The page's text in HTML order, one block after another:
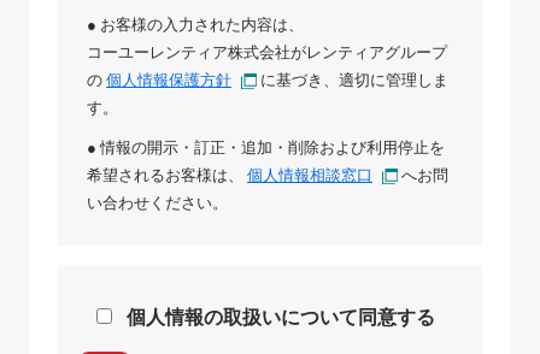
● お客様の入力された内容は、
コーユーレンティア株式会社がレンティアグループ
の 個人情報保護方針
に基づき、適切に管理しま
す。
● 情報の開示・訂正・追加・削除および利用停止を
希望されるお客様は、 個人情報相談窓口
へお問
い合わせください。
個人情報の取扱いについて同意する